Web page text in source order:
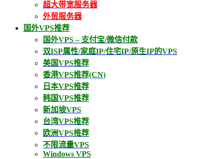
超大带宽服务器
外贸服务器
国外VPS推荐
国外VPS – 支付宝/微信付款
双ISP属性/家庭IP/住宅IP/原生IP的VPS
美国VPS推荐
香港VPS推荐(CN)
日本VPS推荐
韩国VPS推荐
新加坡VPS
台湾VPS推荐
欧洲VPS推荐
不限流量VPS
Windows VPS